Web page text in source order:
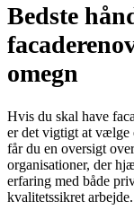
Bedste
omegn
Hvis du skal have
er det vigtigt at vælge
får du en oversigt
organisationer, der
erfaring med både
kvalitetssikret arbejde.